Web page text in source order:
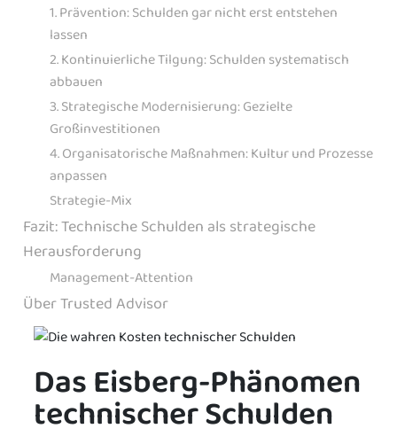
Das Eisberg-Phänomen
technischer Schulden
1. Prävention: Schulden gar nicht erst entstehen
lassen
2. Kontinuierliche Tilgung: Schulden systematisch
abbauen
3. Strategische Modernisierung: Gezielte
Großinvestitionen
4. Organisatorische Maßnahmen: Kultur und Prozesse
anpassen
Strategie-Mix
Fazit: Technische Schulden als strategische
Herausforderung
Management-Attention
Über Trusted Advisor